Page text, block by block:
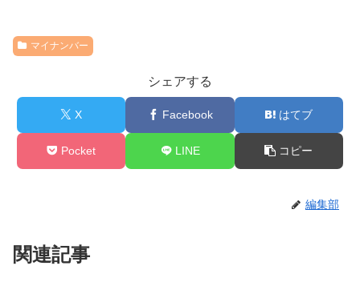
マイナンバー
シェアする
X Facebook はてブ
Pocket LINE コピー
編集部
関連記事